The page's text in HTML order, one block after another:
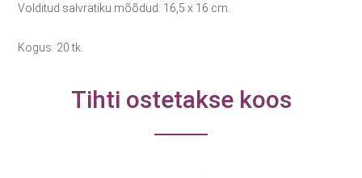
Volditud salvrätiku mõõdud: 16,5 x 16 cm.
Kogus: 20 tk.
Tihti ostetakse koos